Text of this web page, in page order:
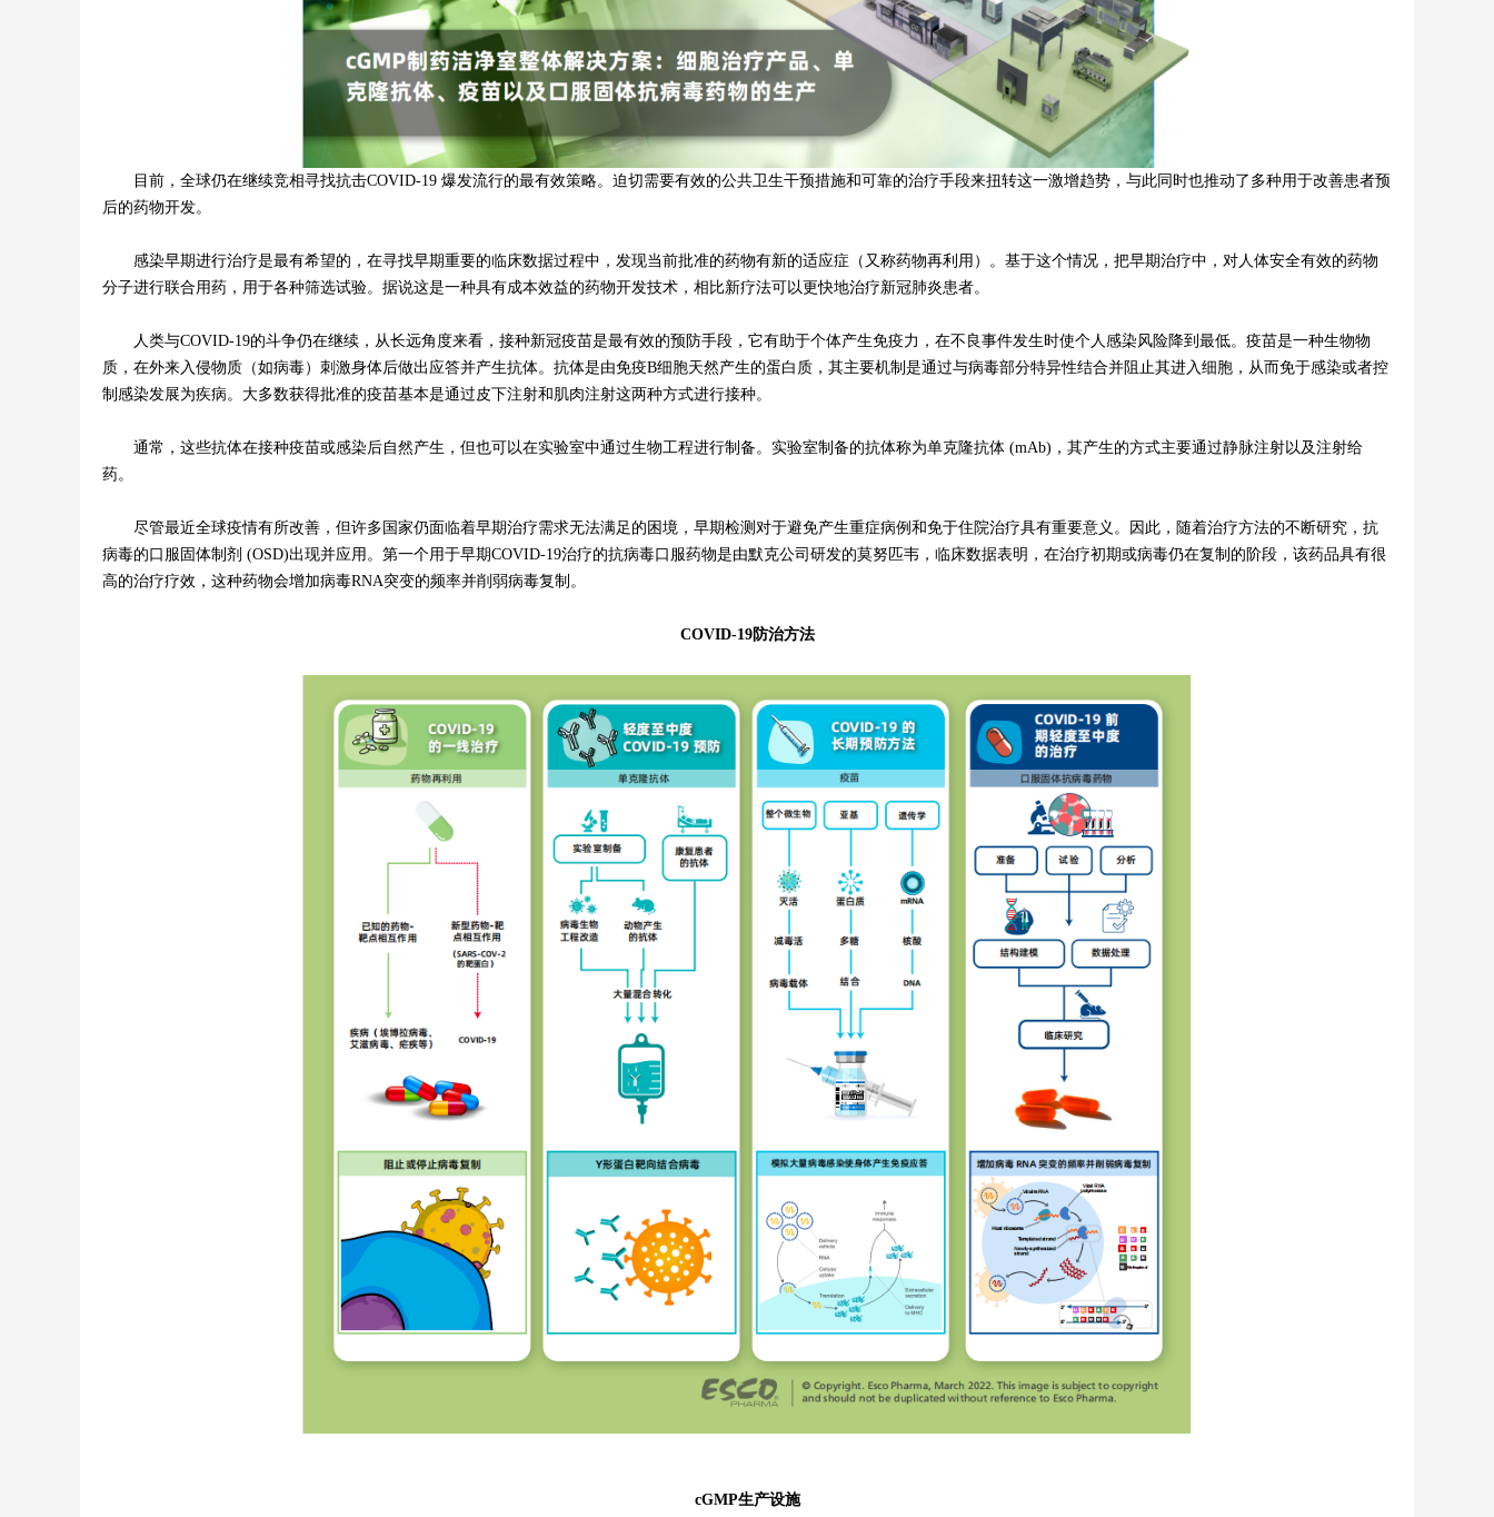
目前，全球仍在继续竞相寻找抗击COVID-19 爆发流行的最有效策略。迫切需要有效的公共卫生干预措施和可靠的治疗手段来扭转这一激增趋势，与此同时也推动了多种用于改善患者预
后的药物开发。
感染早期进行治疗是最有希望的，在寻找早期重要的临床数据过程中，发现当前批准的药物有新的适应症（又称药物再利用）。基于这个情况，把早期治疗中，对人体安全有效的药物
分子进行联合用药，用于各种筛选试验。据说这是一种具有成本效益的药物开发技术，相比新疗法可以更快地治疗新冠肺炎患者。
人类与COVID-19的斗争仍在继续，从长远角度来看，接种新冠疫苗是最有效的预防手段，它有助于个体产生免疫力，在不良事件发生时使个人感染风险降到最低。疫苗是一种生物物
质，在外来入侵物质（如病毒）刺激身体后做出应答并产生抗体。抗体是由免疫B细胞天然产生的蛋白质，其主要机制是通过与病毒部分特异性结合并阻止其进入细胞，从而免于感染或者控
制感染发展为疾病。大多数获得批准的疫苗基本是通过皮下注射和肌肉注射这两种方式进行接种。
通常，这些抗体在接种疫苗或感染后自然产生，但也可以在实验室中通过生物工程进行制备。实验室制备的抗体称为单克隆抗体 (mAb)，其产生的方式主要通过静脉注射以及注射给
药。
尽管最近全球疫情有所改善，但许多国家仍面临着早期治疗需求无法满足的困境，早期检测对于避免产生重症病例和免于住院治疗具有重要意义。因此，随着治疗方法的不断研究，抗
病毒的口服固体制剂 (OSD)出现并应用。第一个用于早期COVID-19治疗的抗病毒口服药物是由默克公司研发的莫努匹韦，临床数据表明，在治疗初期或病毒仍在复制的阶段，该药品具有很
高的治疗疗效，这种药物会增加病毒RNA突变的频率并削弱病毒复制。
COVID-19防治方法
cGMP生产设施